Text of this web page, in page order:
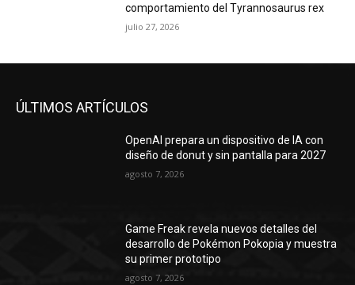
comportamiento del Tyrannosaurus rex
julio 27, 2026
ÚLTIMOS ARTÍCULOS
OpenAI prepara un dispositivo de IA con
diseño de donut y sin pantalla para 2027
agosto 7, 2026
Game Freak revela nuevos detalles del
desarrollo de Pokémon Pokopia y muestra
su primer prototipo
agosto 7, 2026